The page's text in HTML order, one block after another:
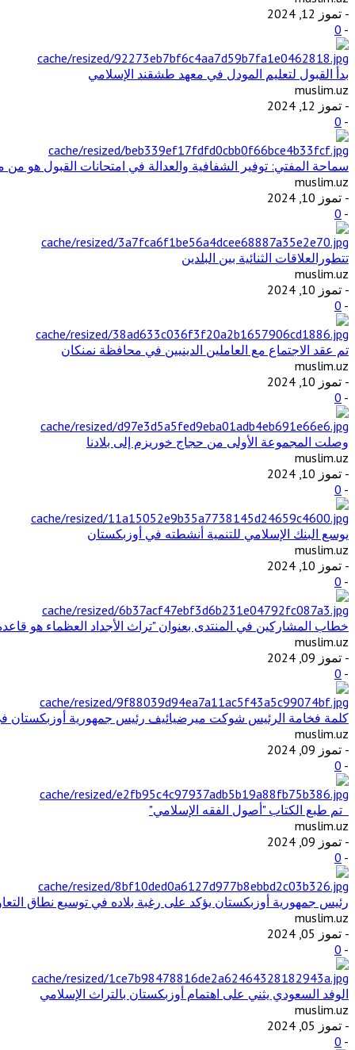
- تموز 12, 2024
-
0
بدأ القبول لتعليم المودل في معهد طشقند الإسلامي
muslim.uz
- تموز 12, 2024
-
0
سماحة المفتي: توفير الشفافية والعدالة في امتحانات القبول هو من
muslim.uz
- تموز 10, 2024
-
0
تتطورالعلاقات الثنائية بين البلدين
muslim.uz
- تموز 10, 2024
-
0
تم عقد الاجتماع مع العاملين الدينيين في محافظة نمنكان
muslim.uz
- تموز 10, 2024
-
0
وصلت المجموعة الأولى من حجاج خوريزم إلى بلادنا
muslim.uz
- تموز 10, 2024
-
0
يوسع البنك الإسلامي للتنمية أنشطته في أوزبكستان
muslim.uz
- تموز 10, 2024
-
0
خطاب المشاركين في المنتدى بعنوان "تراث الأجداد العظماء هو
muslim.uz
- تموز 09, 2024
-
0
كلمة فخامة الرئيس شوكت ميرضيائيف رئيس جمهورية أوزبكستان في
muslim.uz
- تموز 09, 2024
-
0
تم طبع الكتاب "أصول الفقه الإسلامي"
muslim.uz
- تموز 09, 2024
-
0
رئيس جمهورية أوزبكستان يؤكد على رغبة بلاده في توسيع نطاق
muslim.uz
- تموز 05, 2024
-
0
الوفد السعودي يثني على اهتمام أوزبكستان بالتراث الإسلامي
muslim.uz
- تموز 05, 2024
-
0